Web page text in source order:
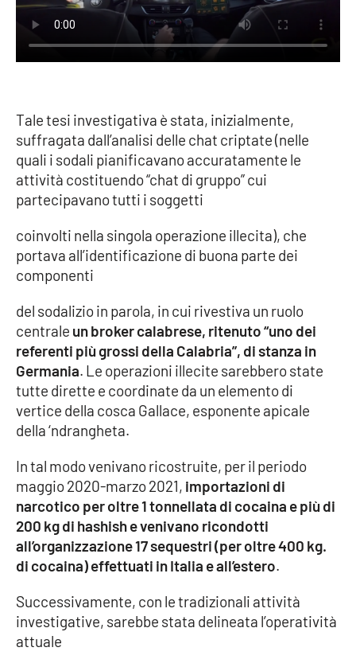
Tale tesi investigativa è stata, inizialmente,
suffragata dall’analisi delle chat criptate (nelle
quali i sodali pianificavano accuratamente le
attività costituendo “chat di gruppo” cui
partecipavano tutti i soggetti
coinvolti nella singola operazione illecita), che
portava all’identificazione di buona parte dei
componenti
del sodalizio in parola, in cui rivestiva un ruolo
centrale un broker calabrese, ritenuto “uno dei
referenti più grossi della Calabria”, di stanza in
Germania. Le operazioni illecite sarebbero state
tutte dirette e coordinate da un elemento di
vertice della cosca Gallace, esponente apicale
della ‘ndrangheta.
In tal modo venivano ricostruite, per il periodo
maggio 2020-marzo 2021, importazioni di
narcotico per oltre 1 tonnellata di cocaina e più di
200 kg di hashish e venivano ricondotti
all’organizzazione 17 sequestri (per oltre 400 kg.
di cocaina) effettuati in Italia e all’estero.
Successivamente, con le tradizionali attività
investigative, sarebbe stata delineata l’operatività
attuale